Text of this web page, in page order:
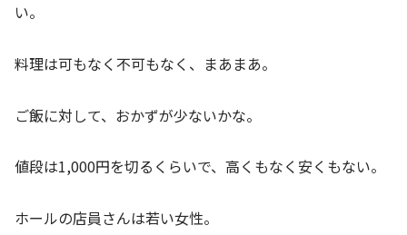
い。
料理は可もなく不可もなく、まあまあ。
ご飯に対して、おかずが少ないかな。
値段は1,000円を切るくらいで、高くもなく安くもない。
ホールの店員さんは若い女性。